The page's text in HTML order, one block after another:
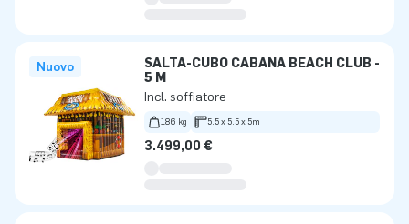
Nuovo
SALTA-CUBO CABANA BEACH CLUB -
5 M
Incl. soffiatore
186 kg 5.5 x 5.5 x 5m
3.499,00 €